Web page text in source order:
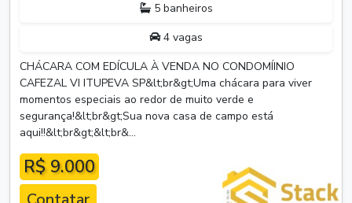
5 banheiros
4 vagas
CHÁCARA COM EDÍCULA À VENDA NO CONDOMÍINIO
CAFEZAL VI ITUPEVA SP&lt;br&gt;Uma chácara para viver
momentos especiais ao redor de muito verde e
segurança!&lt;br&gt;Sua nova casa de campo está
aqui!!&lt;br&gt;&lt;br&...
R$ 9.000